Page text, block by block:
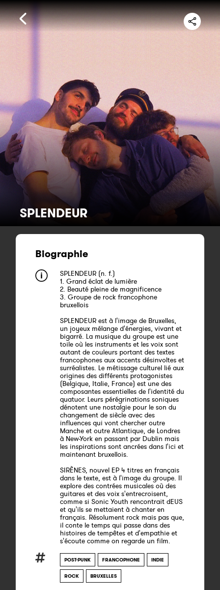
SPLENDEUR
Biographie
SPLENDEUR (n. f.)
1. Grand éclat de lumière
2. Beauté pleine de magnificence
3. Groupe de rock francophone
bruxellois
SPLENDEUR est à l'image de Bruxelles,
un joyeux mélange d'énergies, vivant et
bigarré. La musique du groupe est une
toile où les instruments et les voix sont
autant de couleurs portant des textes
francophones aux accents désinvoltes et
surréalistes. Le métissage culturel lié aux
origines des différents protagonistes
(Belgique, Italie, France) est une des
composantes essentielles de l'identité du
quatuor. Leurs pérégrinations soniques
dénotent une nostalgie pour le son du
changement de siècle avec des
influences qui vont chercher outre
Manche et outre Atlantique, de Londres
à New-York en passant par Dublin mais
les inspirations sont ancrées dans l'ici et
maintenant bruxellois.
SIRÈNES, nouvel EP 4 titres en français
dans le texte, est à l'image du groupe. Il
explore des contrées musicales où des
guitares et des voix s'entrecroisent,
comme si Sonic Youth rencontrait dEUS
et qu'ils se mettaient à chanter en
français. Résolument rock mais pas que,
il conte le temps qui passe dans des
histoires de tempêtes et d'empathie et
s'écoute comme on regarde un film.
POST-PUNK FRANCOPHONE INDIE
ROCK BRUXELLES